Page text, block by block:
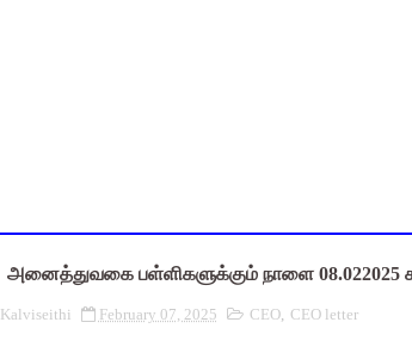
TN CPS Teachers News:
TN Teachers Leave Rules: மருத்துவ
ஆகஸ்ட் 10 பள்ளி குழந்தைகளுக்கு
Census 2027 Tamil Nadu: சென்னை
அனைத்துவகை பள்ளிகளுக்கும் நாளை 08.022025
Kalviseithi February 07, 2025 CEO, CEO letter